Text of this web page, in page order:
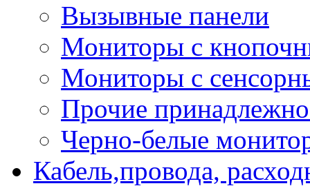
Вызывные панели
Мониторы с
Мониторы с
Прочие
Черно-белые
Кабель,провода,